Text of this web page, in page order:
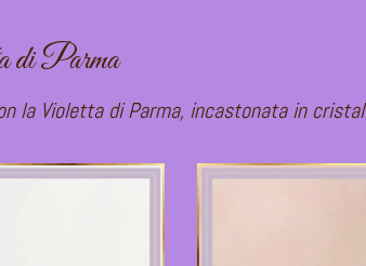
di Parma
la Violetta di Parma, incastonata in